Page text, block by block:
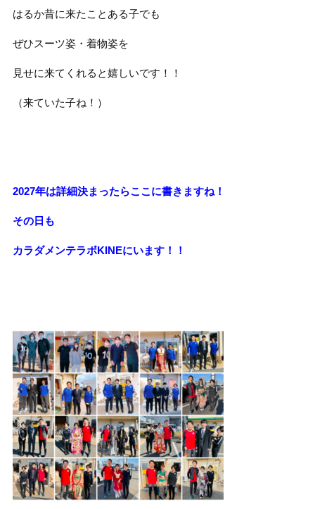
はるか昔に来たことある子でも
ぜひスーツ姿・着物姿を
見せに来てくれると嬉しいです！！
（来ていた子ね！）
2027年は詳細決まったらここに書きますね！
その日も
カラダメンテラボKINEにいます！！